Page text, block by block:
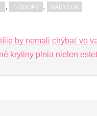
, E-SHOPY , NÁBYTOK
by nemali chýbať vo
krytiny plnia nielen